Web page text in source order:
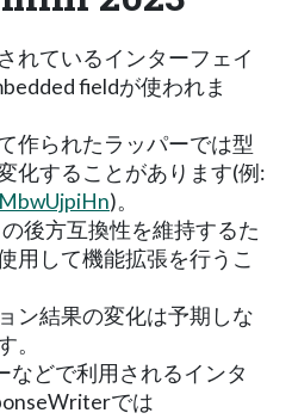
れているインターフェイ
fieldが使われま
作られたラッパーでは型
化することがあります(例:
)。
後方互換性を維持するた
用して機能拡張を行うこ
ン結果の変化は予期しな
。
どで利用されるインタ
では